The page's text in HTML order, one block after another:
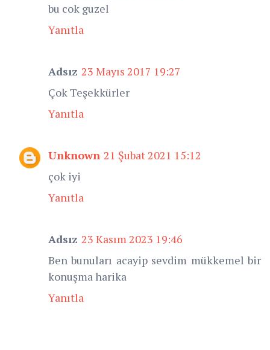
bu cok guzel
Yanıtla
Adsız 23 Mayıs 2017 19:27
Çok Teşekkürler
Yanıtla
Unknown 21 Şubat 2021 15:12
çok iyi
Yanıtla
Adsız 23 Kasım 2023 19:46
Ben bunuları acayip sevdim mükkemel bir
konuşma harika
Yanıtla